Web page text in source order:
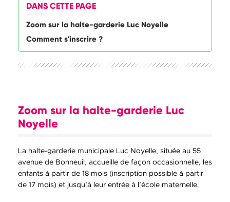
DANS CETTE PAGE
Zoom sur la halte-garderie Luc Noyelle
Comment s'inscrire ?
Zoom sur la halte-garderie Luc
Noyelle
La halte-garderie municipale Luc Noyelle, située au 55
avenue de Bonneuil, accueille de façon occasionnelle, les
enfants à partir de 18 mois (inscription possible à partir
de 17 mois) et jusqu’à leur entrée à l’école maternelle.